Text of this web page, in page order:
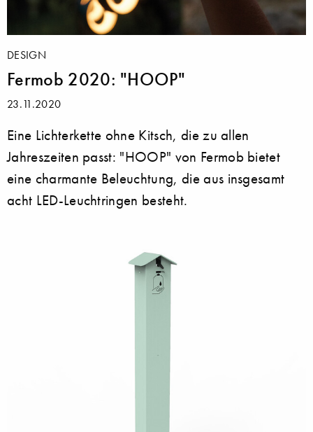
DESIGN
Fermob 2020: "HOOP"
23.11.2020
Eine Lichterkette ohne Kitsch, die zu allen
Jahreszeiten passt: "HOOP" von Fermob bietet
eine charmante Beleuchtung, die aus insgesamt
acht LED-Leuchtringen besteht.